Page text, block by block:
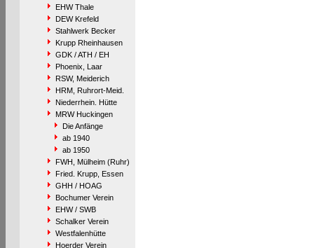
EHW Thale
DEW Krefeld
Stahlwerk Becker
Krupp Rheinhausen
GDK / ATH / EH
Phoenix, Laar
RSW, Meiderich
HRM, Ruhrort-Meid.
Niederrhein. Hütte
MRW Huckingen
Die Anfänge
ab 1940
ab 1950
FWH, Mülheim (Ruhr)
Fried. Krupp, Essen
GHH / HOAG
Bochumer Verein
EHW / SWB
Schalker Verein
Westfalenhütte
Hoerder Verein